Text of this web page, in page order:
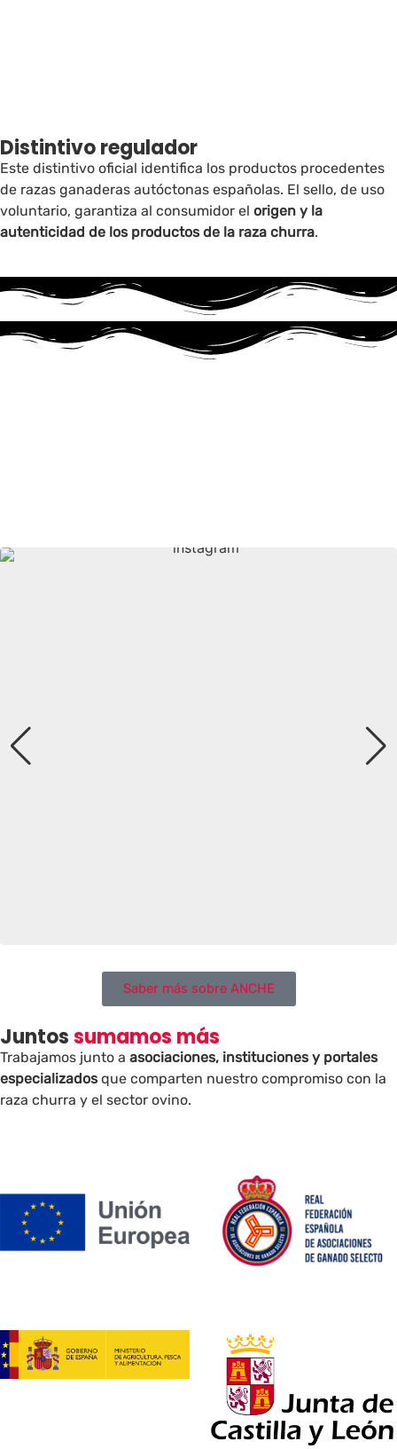
Distintivo regulador
Este distintivo oficial identifica los productos procedentes
de razas ganaderas autóctonas españolas. El sello, de uso
voluntario, garantiza al consumidor el origen y la
autenticidad de los productos de la raza churra.
Saber más sobre ANCHE
Juntossumamos más
Trabajamos junto a asociaciones, instituciones y portales
especializados que comparten nuestro compromiso con la
raza churra y el sector ovino.